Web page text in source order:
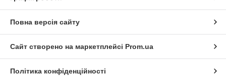
Повна версія сайту
Сайт створено на маркетплейсі Prom.ua
Політика конфіденційності